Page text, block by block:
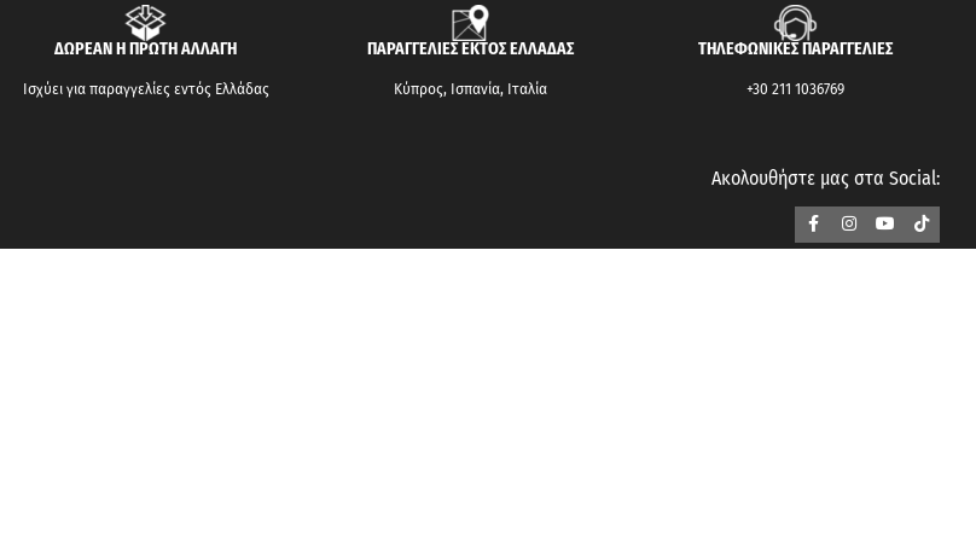
ΔΩΡΕΑΝ Η ΠΡΩΤΗ ΑΛΛΑΓΗ
Ισχύει για παραγγελίες εντός Ελλάδας
ΠΑΡΑΓΓΕΛΙΕΣ ΕΚΤΟΣ ΕΛΛΑΔΑΣ
Κύπρος, Ισπανία, Ιταλία
ΤΗΛΕΦΩΝΙΚΕΣ ΠΑΡΑΓΓΕΛΙΕΣ
+30 211 1036769
Ακολουθήστε μας στα Social: